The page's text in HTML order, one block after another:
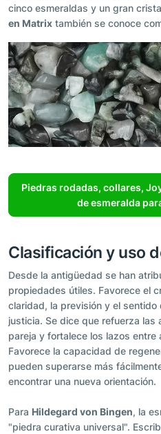
cinco esmeraldas y un gran
en Matrix también se conoce
Piedras rodadas, collares,
de esmeralda
Clasificación y uso
Desde la antigüedad se han
propiedades útiles. Favorece el
claridad, la previsión y el sentido
justicia. Se dice que refuerza
pareja y fortalece los lazos entre
Favorece la capacidad de
pueden superarse más
encontrar una nueva orientación.
Para Hildegard von Bingen, la
"piedra curativa universal".